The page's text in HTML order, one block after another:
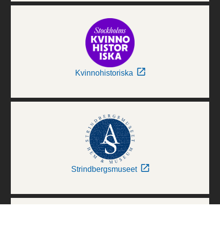
Kvinnohistoriska
Strindbergsmuseet